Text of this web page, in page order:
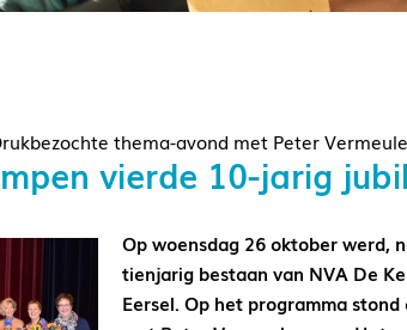
thema-avond met Peter
vierde 10-jarig
Op woensdag 26 oktober werd,
tienjarig bestaan van NVA De
Eersel. Op het programma